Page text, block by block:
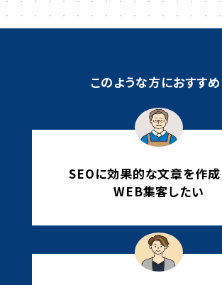
このような方におすすめ
SEOに効果的な文章を作成
WEB集客したい